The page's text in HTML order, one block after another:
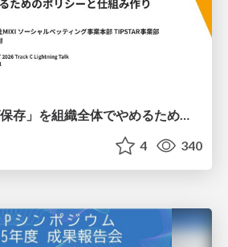
「念のためのログ保存」を組織全体でやめるためのポリシーと仕組み作り
4 340